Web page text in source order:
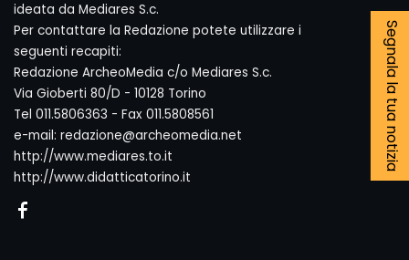
Segnala la tua notizia
ideata da Mediares S.c.
Per contattare la Redazione potete utilizzare i
seguenti recapiti:
Redazione ArcheoMedia c/o Mediares S.c.
Via Gioberti 80/D - 10128 Torino
Tel 011.5806363 - Fax 011.5808561
e-mail: redazione@archeomedia.net
http://www.mediares.to.it
http://www.didatticatorino.it